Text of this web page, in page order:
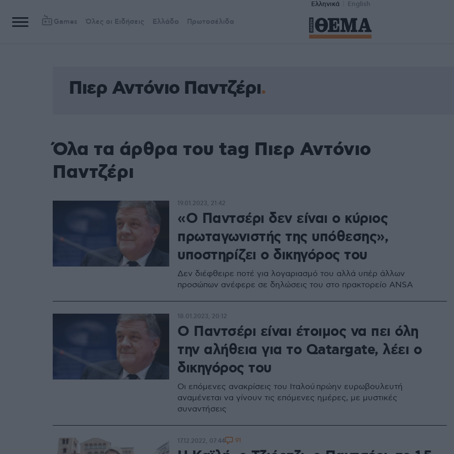
Ελληνικά English
Games Όλες οι Ειδήσεις Ελλάδα Πρωτοσέλιδα
Πιερ Αντόνιο Παντζέρι
Όλα τα άρθρα του tag Πιερ Αντόνιο
Παντζέρι
«Ο Παντσέρι δεν είναι ο κύριος
πρωταγωνιστής της υπόθεσης»,
υποστηρίζει ο δικηγόρος του
Δεν διέφθειρε ποτέ για λογαριασμό του αλλά υπέρ άλλων
προσώπων ανέφερε σε δηλώσεις του στο πρακτορείο ANSA
19.01.2023, 21:42
Ο Παντσέρι είναι έτοιμος να πει όλη
την αλήθεια για το Qatargate, λέει ο
δικηγόρος του
Οι επόμενες ανακρίσεις του Ιταλού πρώην ευρωβουλευτή
αναμένεται να γίνουν τις επόμενες ημέρες, με μυστικές
συναντήσεις
18.01.2023, 20:12
17.12.2022, 07:44 91